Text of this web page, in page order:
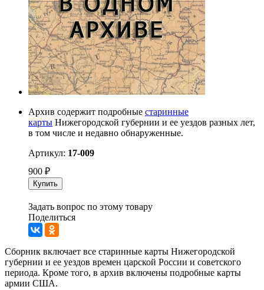
Архив содержит подробные старинные
карты Нижегородской губернии и ее уездов разных лет,
в том числе и недавно обнаруженные.
Артикул: 17-009
900 ₽
Купить
Задать вопрос по этому товару
Поделиться
Сборник включает все старинные карты Нижегородской
губернии и ее уездов времен царской России и советского
периода. Кроме того, в архив включены подробные карты
армии США.